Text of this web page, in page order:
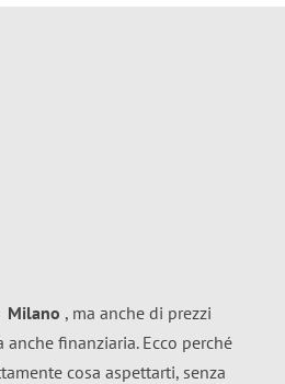
Milano , ma anche di prezzi
finanziaria. Ecco perché
cosa aspettarti, senza